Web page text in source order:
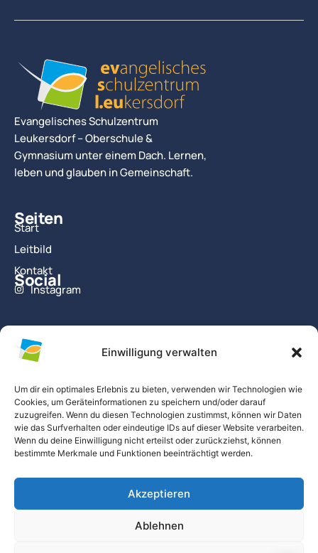
Einwilligung verwalten
Um dir ein optimales Erlebnis zu bieten, verwenden wir Technologien wie
Cookies, um Geräteinformationen zu speichern und/oder darauf
zuzugreifen. Wenn du diesen Technologien zustimmst, können wir Daten
wie das Surfverhalten oder eindeutige IDs auf dieser Website verarbeiten.
Wenn du deine Einwilligung nicht erteilst oder zurückziehst, können
bestimmte Merkmale und Funktionen beeinträchtigt werden.
Akzeptieren
Ablehnen
Evangelisches Schulzentrum
Leukersdorf – Oberschule &
Gymnasium unter einem Dach. Lernen,
leben und glauben in Gemeinschaft.
Seiten
Start
Leitbild
Kontakt
Social
Instagram
Infos
Schulessen
Schulleitung
Schulgeschichte
Downloads
Stellenangebote
Kontakt
Schulstraße 8
09387 Jahnsdorf/OT Leukersdorf
Telefon: +49 (0) 3712818911
@evsl.eu
© Evangelisches Schulzentrum Leukersdorf – 2026